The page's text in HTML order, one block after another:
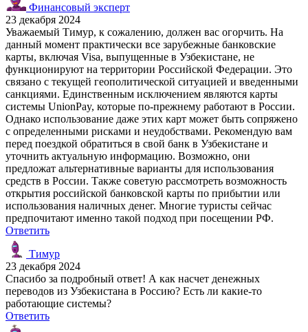
Финансовый эксперт
23 декабря 2024
Уважаемый Тимур, к сожалению, должен вас огорчить. На
данный момент практически все зарубежные банковские
карты, включая Visa, выпущенные в Узбекистане, не
функционируют на территории Российской Федерации. Это
связано с текущей геополитической ситуацией и введенными
санкциями. Единственным исключением являются карты
системы UnionPay, которые по-прежнему работают в России.
Однако использование даже этих карт может быть сопряжено
с определенными рисками и неудобствами. Рекомендую вам
перед поездкой обратиться в свой банк в Узбекистане и
уточнить актуальную информацию. Возможно, они
предложат альтернативные варианты для использования
средств в России. Также советую рассмотреть возможность
открытия российской банковской карты по прибытии или
использования наличных денег. Многие туристы сейчас
предпочитают именно такой подход при посещении РФ.
Ответить
Тимур
23 декабря 2024
Спасибо за подробный ответ! А как насчет денежных
переводов из Узбекистана в Россию? Есть ли какие-то
работающие системы?
Ответить